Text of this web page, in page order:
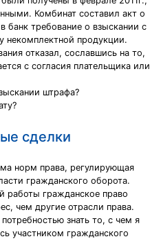
Комбинат составил акт о
банк требование о взыскании с
некомплектной продукции.
отказал, сославшись на то,
с согласия плательщика или
штрафа?
сделки
норм права, регулирующая
гражданского оборота.
работы гражданское право
чем другие отрасли права.
знать то, с чем я
участником гражданского